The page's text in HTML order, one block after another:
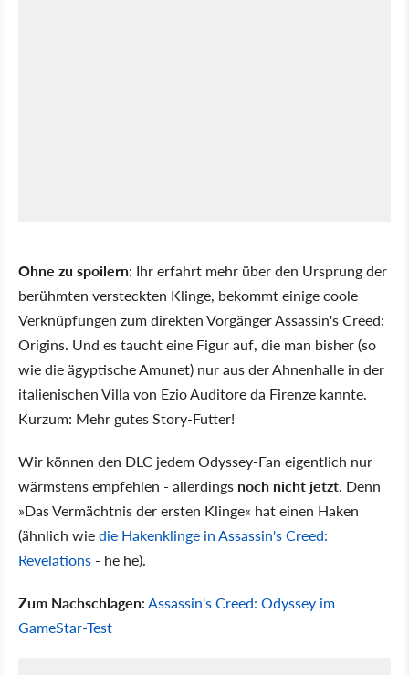
Ohne zu spoilern: Ihr erfahrt mehr über den Ursprung der
berühmten versteckten Klinge, bekommt einige coole
Verknüpfungen zum direkten Vorgänger Assassin's Creed:
Origins. Und es taucht eine Figur auf, die man bisher (so
wie die ägyptische Amunet) nur aus der Ahnenhalle in der
italienischen Villa von Ezio Auditore da Firenze kannte.
Kurzum: Mehr gutes Story-Futter!
Wir können den DLC jedem Odyssey-Fan eigentlich nur
wärmstens empfehlen - allerdings noch nicht jetzt. Denn
»Das Vermächtnis der ersten Klinge« hat einen Haken
(ähnlich wiedie Hakenklinge in Assassin's Creed:
Revelations - he he).
Zum Nachschlagen:Assassin's Creed: Odyssey im
GameStar-Test